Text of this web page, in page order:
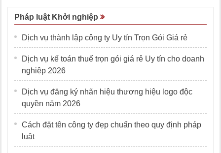
Pháp luật Khởi nghiệp
Dịch vụ thành lập công ty Uy tín Trọn Gói Giá rẻ
Dịch vụ kế toán thuế trọn gói giá rẻ Uy tín cho doanh
nghiệp 2026
Dịch vụ đăng ký nhãn hiệu thương hiệu logo độc
quyền năm 2026
Cách đặt tên công ty đẹp chuẩn theo quy định pháp
luật